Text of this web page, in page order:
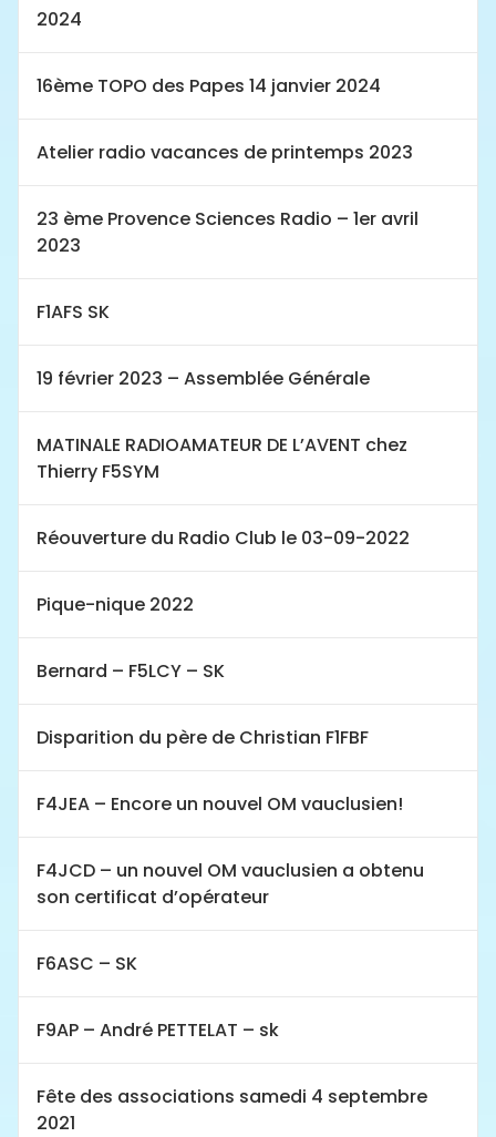
2024
16ème TOPO des Papes 14 janvier 2024
Atelier radio vacances de printemps 2023
23 ème Provence Sciences Radio – 1er avril
2023
F1AFS SK
19 février 2023 – Assemblée Générale
MATINALE RADIOAMATEUR DE L’AVENT chez
Thierry F5SYM
Réouverture du Radio Club le 03-09-2022
Pique-nique 2022
Bernard – F5LCY – SK
Disparition du père de Christian F1FBF
F4JEA – Encore un nouvel OM vauclusien!
F4JCD – un nouvel OM vauclusien a obtenu
son certificat d’opérateur
F6ASC – SK
F9AP – André PETTELAT – sk
Fête des associations samedi 4 septembre
2021